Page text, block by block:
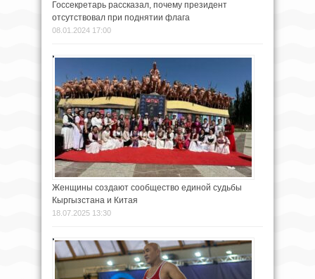
Госсекретарь рассказал, почему президент
отсутствовал при поднятии флага
08.01.2024 17:00
Женщины создают сообщество единой судьбы
Кыргызстана и Китая
18.07.2025 13:30